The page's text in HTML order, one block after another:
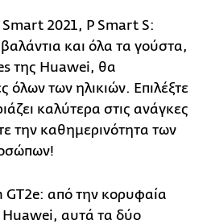
Smart 2021, P Smart S:
και όλα τα γούστα,
της Huawei, θα
όλων των ηλικιών. Επιλέξτε
καλύτερα στις ανάγκες
την καθημερινότητα των
GT2e: από την κορυφαία
Huawei, αυτά τα δύο